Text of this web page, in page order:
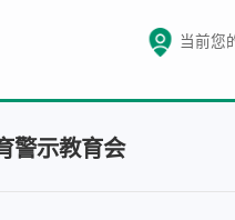
当前您
警示教育会